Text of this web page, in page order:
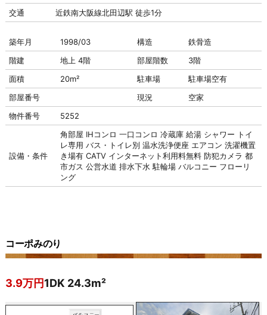
交通
近鉄南大阪線北田辺駅 徒歩1分
築年月 1998/03 構造
鉄骨造
階建
地上 4階 部屋階数
3階
面積
20m² 駐車場 駐車場空有
部屋番号
現況
空家
物件番号
5252
設備・条件
角部屋 IHコンロ 一口コンロ 冷蔵庫 給湯 シャワー トイ
レ専用 バス・トイレ別 温水洗浄便座 エアコン 洗濯機置
き場有 CATV インターネット利用料無料 防犯カメラ 都
市ガス 公営水道 排水下水 駐輪場 バルコニー フローリ
ング
コーポみのり
3.9万円1DK 24.3m²